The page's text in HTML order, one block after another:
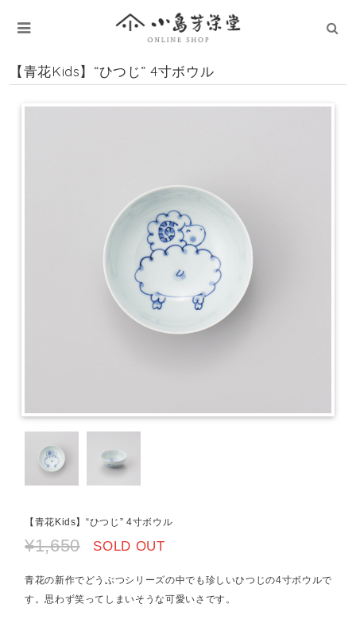
【青花Kids】“ひつじ” 4寸ボウル
【青花Kids】“ひつじ” 4寸ボウル
¥1,650 SOLD OUT
青花の新作でどうぶつシリーズの中でも珍しいひつじの4寸ボウルで
す。思わず笑ってしまいそうな可愛いさです。